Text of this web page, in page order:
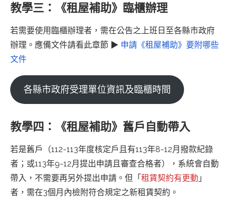
教學三：《租屋補助》臨櫃辦理
若需要使用臨櫃辦理者，需在公告之上班日至各縣市政府
辦理。應備文件請看此章節 ▶ 申請《租屋補助》要附哪些
文件
各縣市政府受理單位資訊及臨櫃時間
教學四：《租屋補助》舊戶自動帶入
若是舊戶（112-113年度核定戶且有113年8-12月撥款紀錄
者；或113年9-12月提出申請且審查合格者），系統會自動
帶入，不需要再另外提出申請。但「 租賃契約有更動 」
者，需在3個月內檢附符合規定之新租賃契約。